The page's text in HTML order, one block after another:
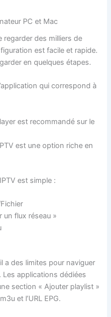
PC et Mac
regarder des milliers de
est facile et rapide.
en quelques étapes.
qui correspond à
est recommandé sur le
est une option riche en
est simple :
un flux réseau »
a des limites pour naviguer
applications dédiées
section « Ajouter playlist »
et l’URL EPG.